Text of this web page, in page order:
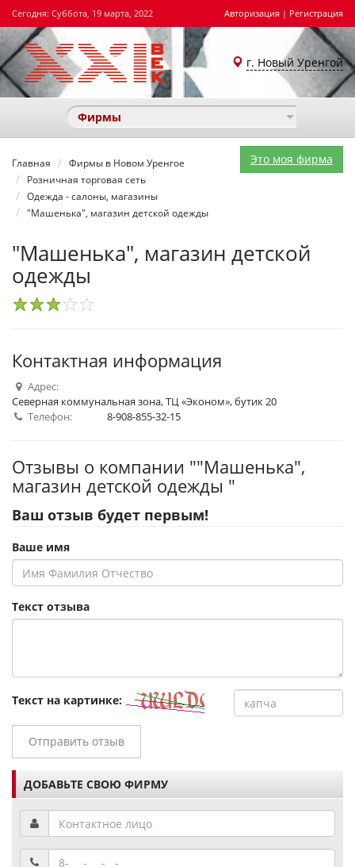
Сегодня: Суббота, 19 марта, 2022 Авторизация | Регистрация
г. Новый Уренгой
Фирмы
Это моя фирма
Главная
Фирмы в Новом Уренгое
Розничная торговая сеть
Одежда - салоны, магазины
"Машенька", магазин детской одежды
"Машенька", магазин детской
одежды
Контактная информация
Адрес:
Северная коммунальная зона, ТЦ «Эконом», бутик 20
Телефон:
8-908-855-32-15
Отзывы о компании ""Машенька",
магазин детской одежды "
Ваш отзыв будет первым!
Ваше имя
Текст отзыва
Текст на картинке:
Отправить отзыв
ДОБАВЬТЕ СВОЮ ФИРМУ